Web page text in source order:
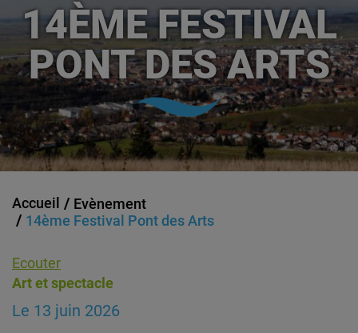
14ÈME FESTIVAL
PONT DES ARTS
Accueil
Evènement
14ème Festival Pont des Arts
Ecouter
Art et spectacle
Le 13 juin 2026